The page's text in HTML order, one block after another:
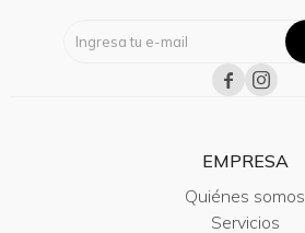
 
EMPRESA
Quiénes somos
Servicios